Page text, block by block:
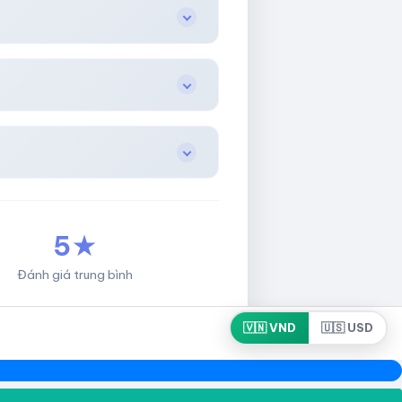
5★
Đánh giá trung bình
🇻🇳 VND 🇺🇸 USD